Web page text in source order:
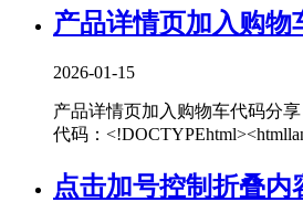
产品详情页加入购物
2026-01-15
产品详情页加入购物车代码分
代码：
点击加号控制折叠内